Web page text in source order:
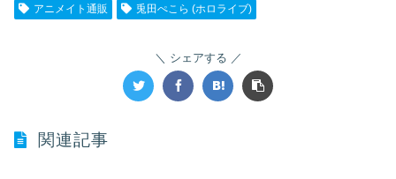
アニメイト通販 兎田ぺこら (ホロライブ)
シェアする
関連記事